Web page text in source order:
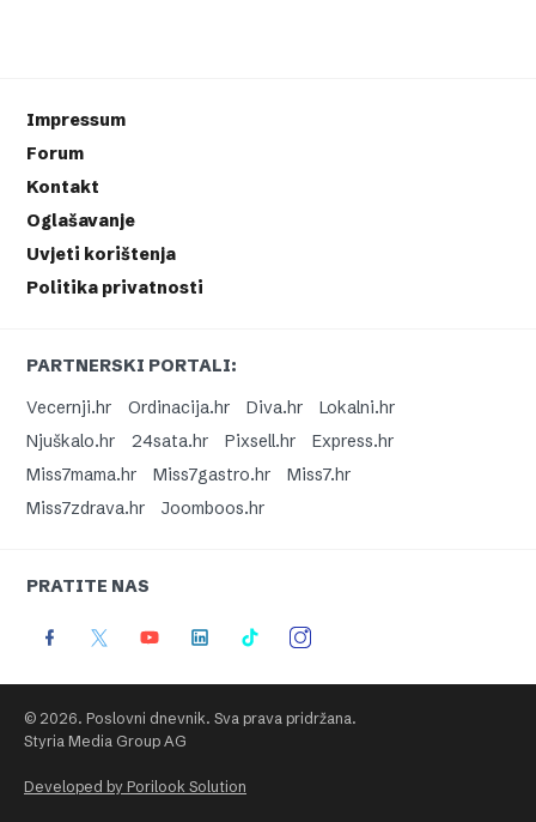
Impressum
Forum
Kontakt
Oglašavanje
Uvjeti korištenja
Politika privatnosti
PARTNERSKI PORTALI:
Vecernji.hr
Ordinacija.hr Diva.hr
Lokalni.hr
Njuškalo.hr
24sata.hr Pixsell.hr
Express.hr
Miss7mama.hr
Miss7gastro.hr
Miss7.hr
Miss7zdrava.hr
Joomboos.hr
PRATITE NAS
© 2026. Poslovni dnevnik. Sva prava pridržana.
Styria Media Group AG
Developed by Porilook Solution